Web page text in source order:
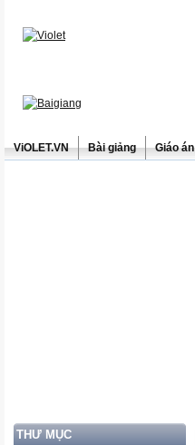
ViOLET.VN Bài giảng Giáo án
THƯ MỤC